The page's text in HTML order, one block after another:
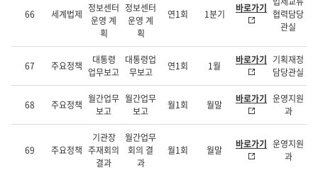
66 세계법제 정보센터
운영 계
획
정보센터
운영 계
획
연1회 1분기 바로가기 협력담당
관실
67 주요정책
대통령
업무보고
대통령업
무보고
연1회 1월 바로가기 기획재정
담당관실
68 주요정책 월간업무
보고
월간업무
보고
월1회 월말 바로가기 운영지원
과
69 주요정책
기관장
주재회의
결과
월간업무
회의 결
과
월1회 월말 바로가기 운영지원
과